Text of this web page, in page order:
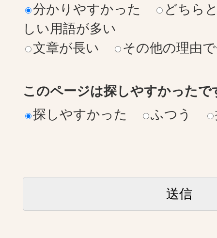
分かりやすかった
どちら
しい用語が多い
文章が長い
その他の理由
このページは探しやすかったで
探しやすかった
ふつう